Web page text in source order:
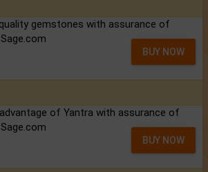
gemstones with assurance of
BUY NOW
of Yantra with assurance of
BUY NOW